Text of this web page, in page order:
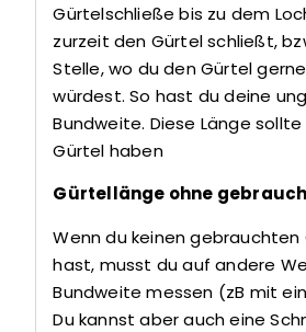
Gürtelschließe bis zu dem
zurzeit den Gürtel schließt,
Stelle, wo du den Gürtel
würdest. So hast du deine
Bundweite. Diese Länge
Gürtel haben
Gürtellänge ohne
Wenn du keinen gebrauchten
hast, musst du auf andere
Bundweite messen (zB mit
Du kannst aber auch eine